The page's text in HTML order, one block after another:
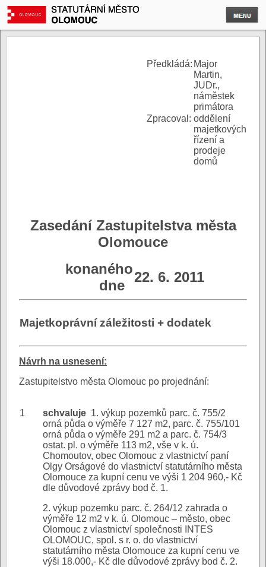
Předkládá: Major
Martin,
JUDr.,
náměstek
primátora
Zpracoval: oddělení
majetkových
řízení a
prodeje
domů
Zasedání Zastupitelstva města
Olomouce
konaného
dne
22. 6. 2011
Majetkoprávní záležitosti + dodatek
Návrh na usnesení:
Zastupitelstvo města Olomouc po projednání:
1 schvaluje 1. výkup pozemků parc. č. 755/2
orná půda o výměře 7 127 m2, parc. č. 755/101
orná půda o výměře 291 m2 a parc. č. 754/3
ostat. pl. o výměře 113 m2, vše v k. ú.
Chomoutov, obec Olomouc z vlastnictví paní
Olgy Orságové do vlastnictví statutárního města
Olomouce za kupní cenu ve výši 1 204 960,- Kč
dle důvodové zprávy bod č. 1.
2. výkup pozemku parc. č. 264/12 zahrada o
výměře 12 m2 v k. ú. Olomouc – město, obec
Olomouc z vlastnictví společnosti INTES
OLOMOUC, spol. s r. o. do vlastnictví
statutárního města Olomouce za kupní cenu ve
výši 18.000,- Kč dle důvodové zprávy bod č. 2.